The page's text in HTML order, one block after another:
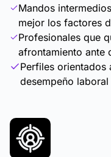
Mandos
mejor los factores
Profesionales que
afrontamiento ante
Perfiles
desempeño laboral